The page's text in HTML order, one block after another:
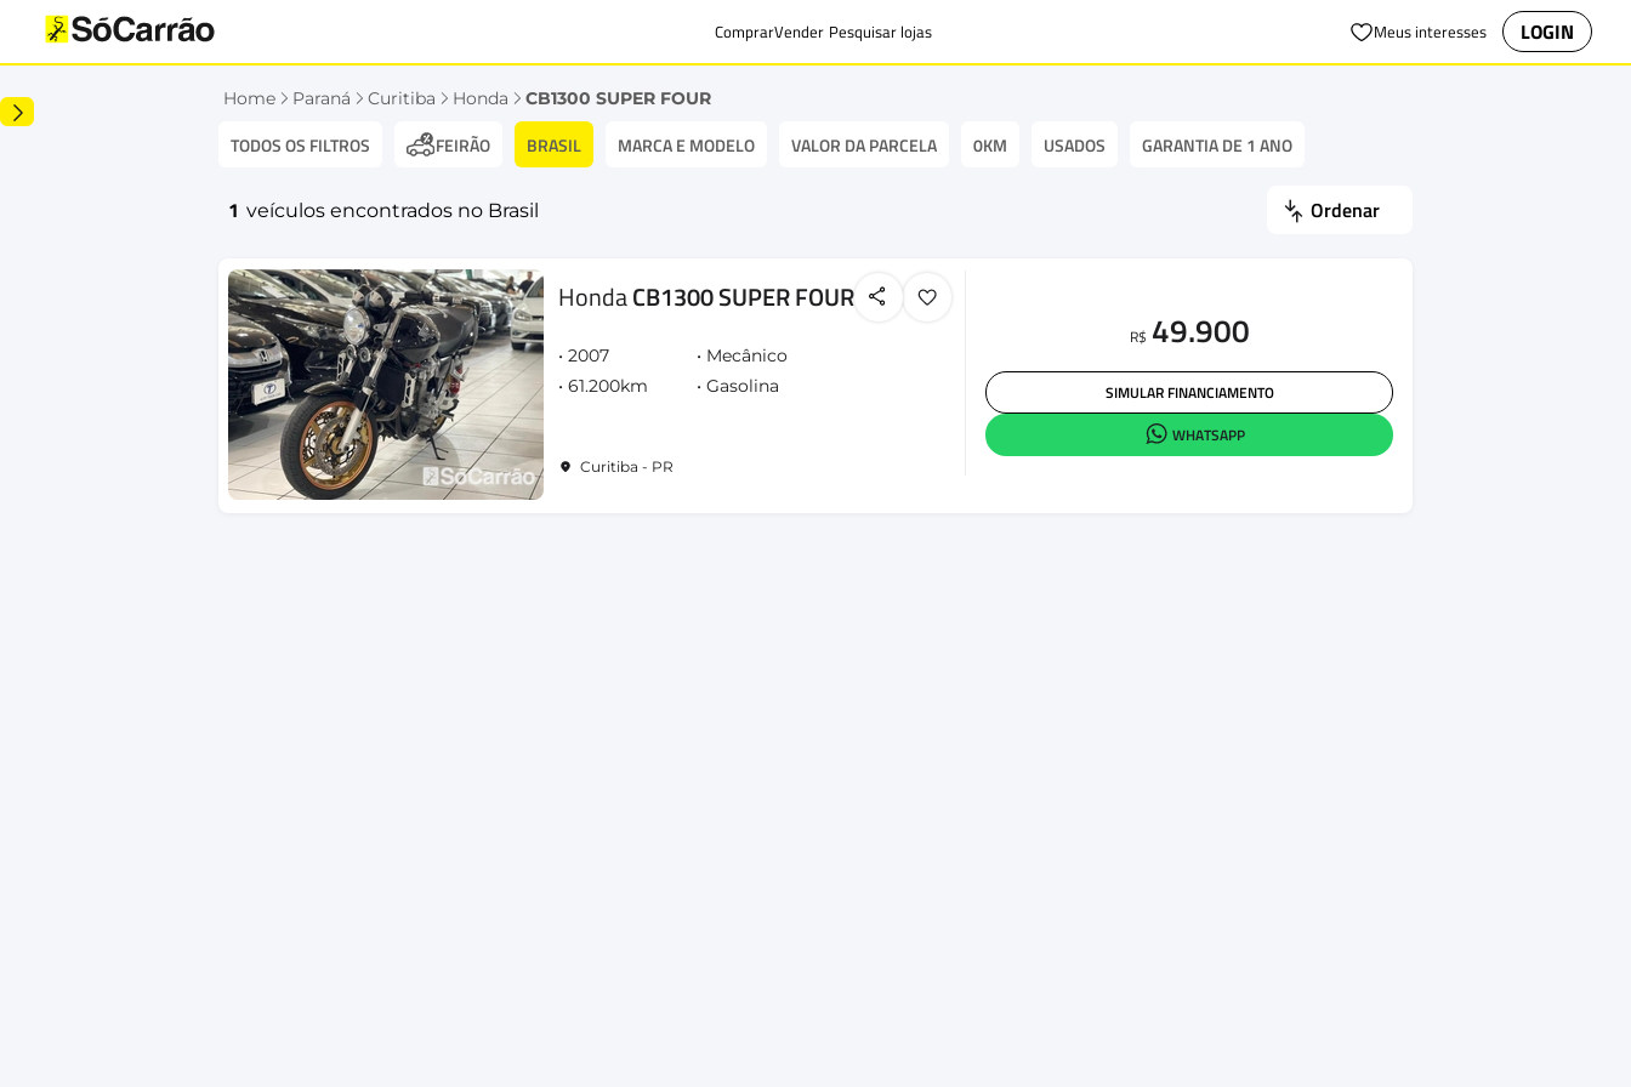
ComprarVender Pesquisar lojas Meus interesses LOGIN
Home Paraná Curitiba Honda CB1300 SUPER FOUR
TODOS OS FILTROS FEIRÃO BRASIL MARCA E MODELO VALOR DA PARCELA 0KM USADOS GARANTIA DE 1 ANO
1 veículos encontrados no Brasil Ordenar
HondaCB1300 SUPER FOUR
2007
Mecânico
61.200km
Gasolina
Curitiba - PR
R$ 49.900
SIMULAR FINANCIAMENTO
WHATSAPP